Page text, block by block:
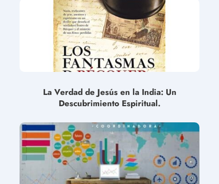
La Verdad de Jesús en la India: Un
Descubrimiento Espiritual.